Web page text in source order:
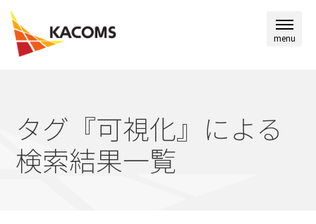
menu
タグ『可視化』による
検索結果一覧